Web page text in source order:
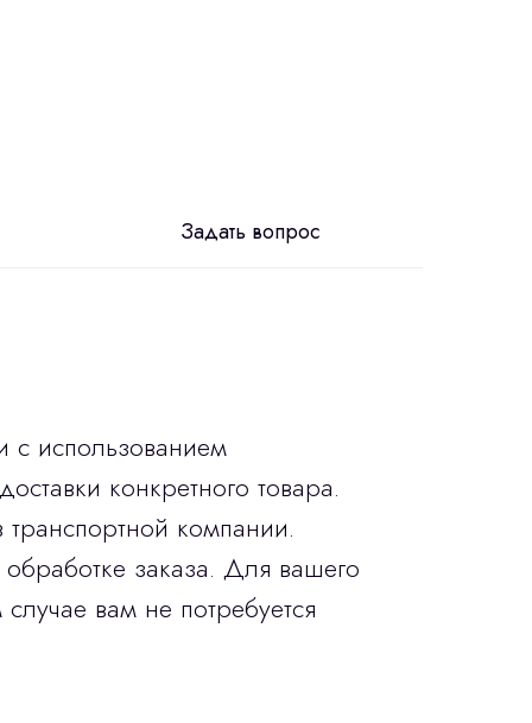
Задать вопрос
с использованием
конкретного товара.
компании.
заказа. Для вашего
вам не потребуется